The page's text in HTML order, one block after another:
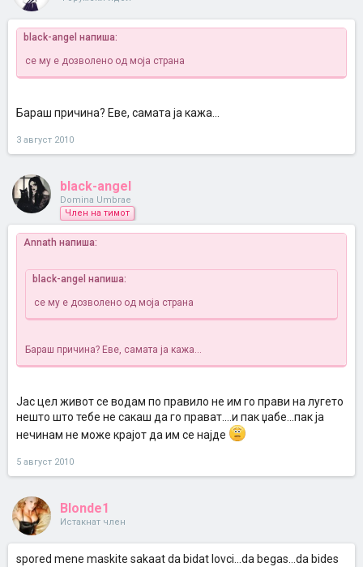
black-angel напиша:
се му е дозволено од моја страна
Бараш причина? Еве, самата ја кажа...
3 август 2010
black-angel
Domina Umbrae
Член на тимот
Annath напиша:
black-angel напиша:
се му е дозволено од моја страна
Бараш причина? Еве, самата ја кажа...
Јас цел живот се водам по правило не им го прави на лугето
нешто што тебе не сакаш да го прават....и пак џабе...пак ја
нечинам не може крајот да им се најде
5 август 2010
Blonde1
Истакнат член
spored mene maskite sakaat da bidat lovci...da begas...da bides